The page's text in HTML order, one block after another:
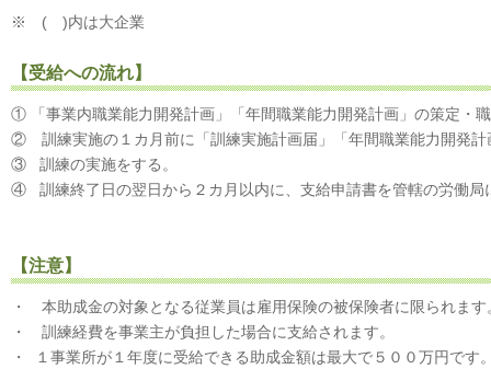
※ ( )内は大企業
【受給への流れ】
① 「事業内職業能力開発計画」「年間職業能力開発計画」の策定・
② 訓練実施の１カ月前に「訓練実施計画届」「年間職業能力開発計
③ 訓練の実施をする。
④ 訓練終了日の翌日から２カ月以内に、支給申請書を管轄の労働局
【注意】
・ 本助成金の対象となる従業員は雇用保険の被保険者に限られます
・ 訓練経費を事業主が負担した場合に支給されます。
・ １事業所が１年度に受給できる助成金額は最大で５００万円です